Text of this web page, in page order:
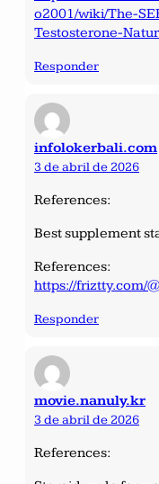
o2001/wiki/The-
Testosterone-
Responder
infolokerbali.com
3 de abril de 2026
References:
Best supplement
References:
https://friztty.com/
Responder
movie.nanuly.kr
3 de abril de 2026
References: